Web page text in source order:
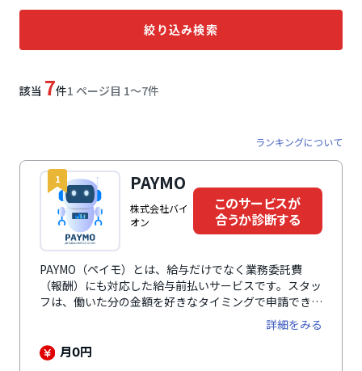
絞り込み検索
該当 7件1 ページ目 1〜7件
ランキングについて
1 PAYMO
株式会社バイ
オン
このサービスが
合うか診断する
PAYMO（ペイモ）とは、給与だけでなく業務委託費
（報酬）にも対応した給与前払いサービスです。スタッ
フは、働いた分の金額を好きなタイミングで申請でき、
24時間365日ほぼリアルタイムで口座に入金されます。
導入にあたって初期費用・月額費用など企業負担は一切
ありません。さらに、立替払いと直接払いのどちらにも
詳細をみる
月0円